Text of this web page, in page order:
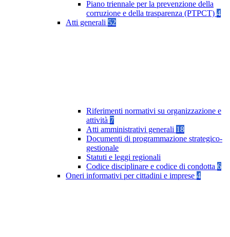
Piano triennale per la prevenzione della
corruzione e della trasparenza (PTPCT) 4
Atti generali 52
Riferimenti normativi su organizzazione e
attività 7
Atti amministrativi generali 18
Documenti di programmazione strategico-
gestionale
Statuti e leggi regionali
Codice disciplinare e codice di condotta 6
Oneri informativi per cittadini e imprese 4